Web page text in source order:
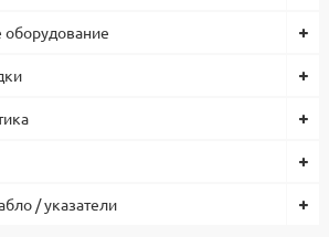
оборудование
/ указатели